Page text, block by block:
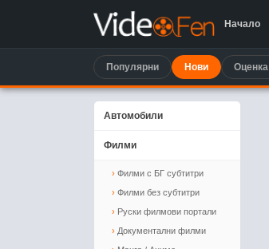
Начало
Популярни Нови Оценка
Автомобили
Филми
Филми с БГ субтитри
Филми без субтитри
Руски филмови портали
Документални филми